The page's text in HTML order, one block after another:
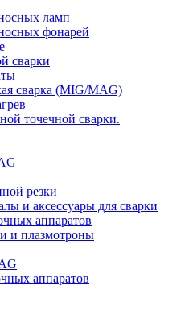
ламп
фонарей
сварки
сварка (MIG/MAG)
точечной сварки.
резки
и аксессуары для сварки
аппаратов
и плазмотроны
аппаратов